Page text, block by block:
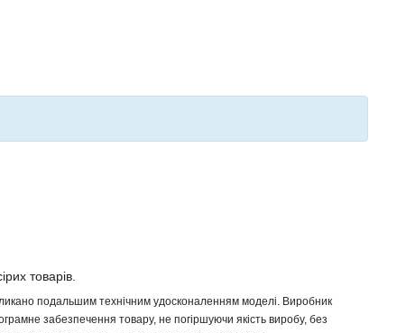
товарів.
подальшим технічним удосконаленням моделі. Виробник
забезпечення товару, не погіршуючи якість виробу, без